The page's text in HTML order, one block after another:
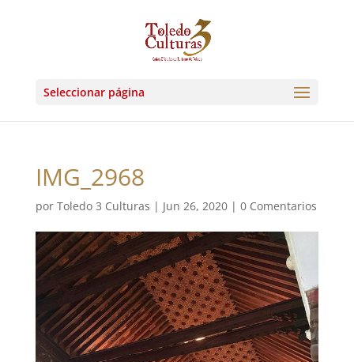
Seleccionar página
IMG_2968
por Toledo 3 Culturas | Jun 26, 2020| 0 Comentarios